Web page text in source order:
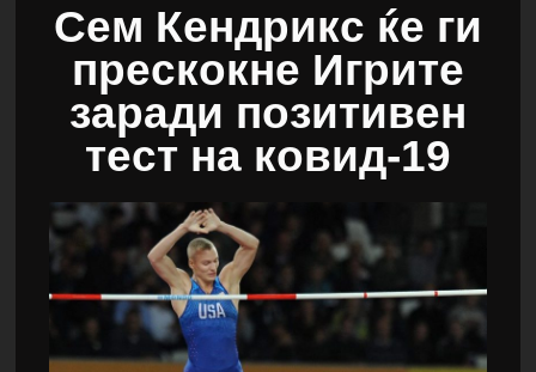
Сем Кендрикс ќе ги
прескокне Игрите
заради позитивен
тест на ковид-19